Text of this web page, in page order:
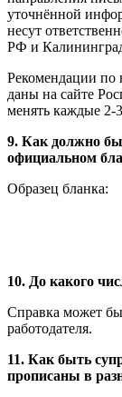
уточнённой
несут
РФ и
Рекомендации по
даны на сайте
менять каждые 2-
9. Как должно
официальном
Образец бланка:
10. До какого
Справка может
работодателя.
11. Как быть
прописаны в